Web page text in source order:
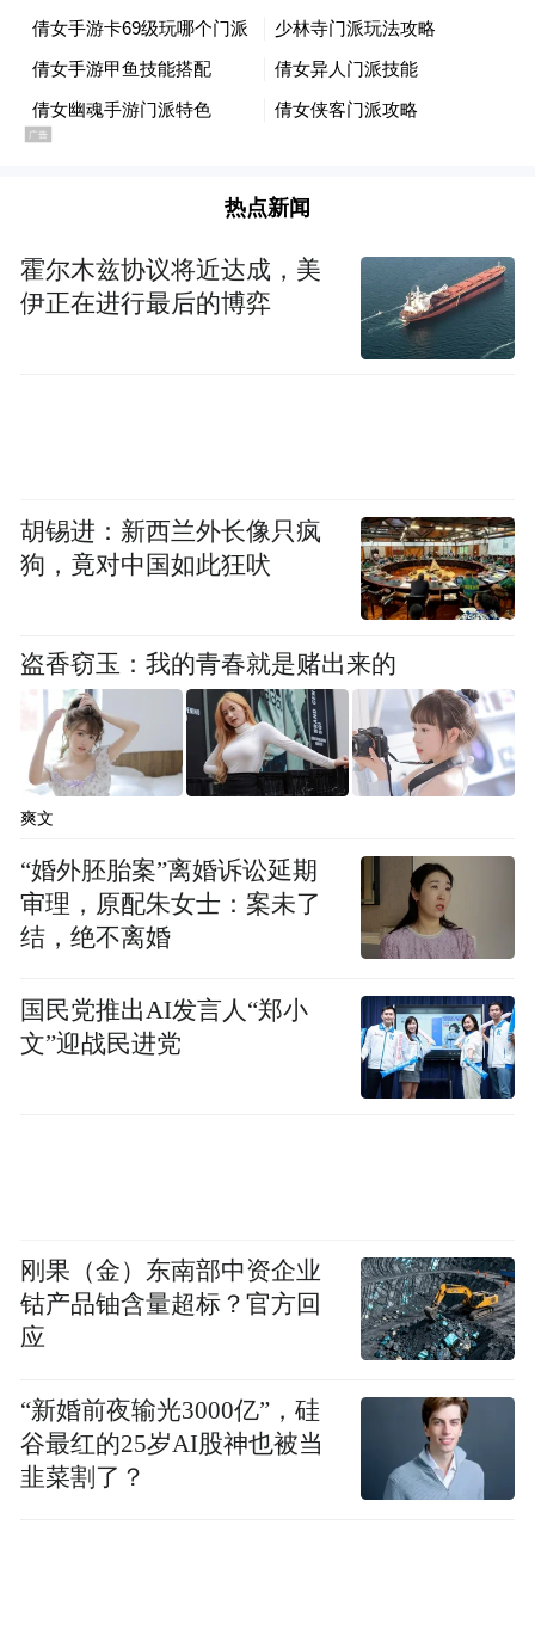
主体，加大金融支持民营经济高质量发展的
力度。
其次，要依法保护民营企业的权益以及民营
企业管理角度，或者是从企业家、企业负责
的。”黄代放还建议政府相关部门机构在保护
知识产权方面加大力度，激励民营企业创新
发展，让民营企业家在一个合法环境中，依
的发展给予高度重视，在解决融资难、融资
贵问题以及清理拖欠账款等方面，相继出台
了一系列纾困政策，让众多企业倍感暖心。
落细、落实，让民营企业有实实在在的获得
感。（全媒体记者吴强）
热点新闻
霍尔木兹协议将近达成，美
伊正在进行最后的博弈
胡锡进：新西兰外长像只疯
狗，竟对中国如此狂吠
盗香窃玉：我的青春就是赌出来的
爽文
“婚外胚胎案”离婚诉讼延期
审理，原配朱女士：案未了
结，绝不离婚
国民党推出AI发言人“郑小
文”迎战民进党
刚果（金）东南部中资企业
钴产品铀含量超标？官方回
应
“新婚前夜输光3000亿”，硅
谷最红的25岁AI股神也被当
韭菜割了？